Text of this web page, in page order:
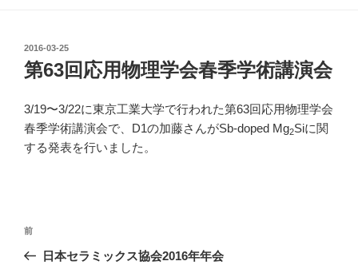
投
稿
日:
2016-03-25
第63回応用物理学会春季学術講演会
3/19〜3/22に東京工業大学で行われた第63回応用物理学会
春季学術講演会で、D1の加藤さんがSb-doped Mg2Siに関
する発表を行いました。
投
前
の
前
日本セラミックス協会2016年年会